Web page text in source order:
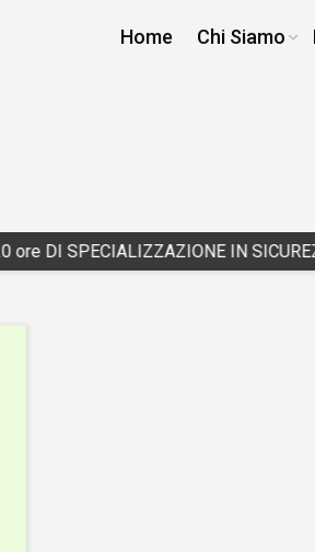
Home Chi Siamo
DI SPECIALIZZAZIONE IN